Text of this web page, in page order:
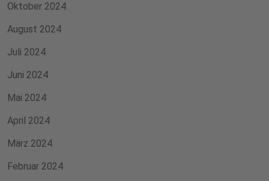
Oktober 2024
August 2024
Juli 2024
Juni 2024
Mai 2024
April 2024
März 2024
Februar 2024